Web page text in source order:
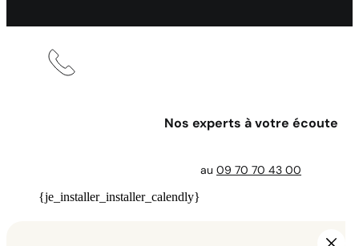
Nos experts à votre écoute
au 09 70 70 43 00
{je_installer_installer_calendly}